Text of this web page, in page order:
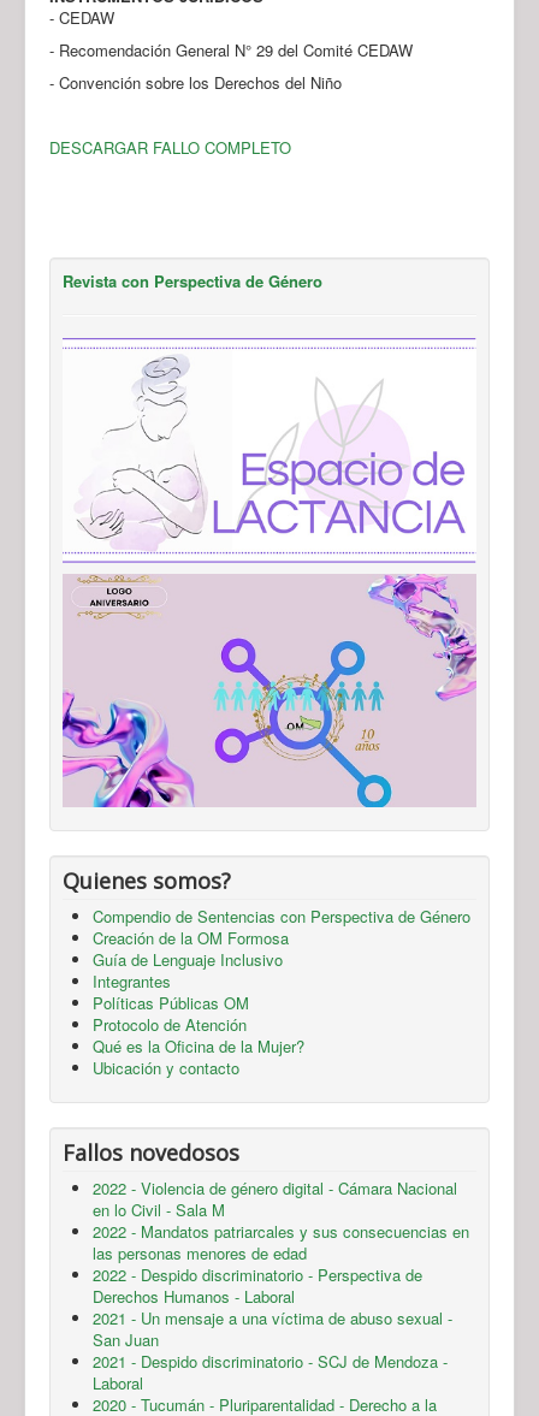
- CEDAW
- Recomendación General N° 29 del Comité CEDAW
- Convención sobre los Derechos del Niño
DESCARGAR FALLO COMPLETO
Revista con Perspectiva de Género
Quienes somos?
Compendio de Sentencias con Perspectiva de Género
Creación de la OM Formosa
Guía de Lenguaje Inclusivo
Integrantes
Políticas Públicas OM
Protocolo de Atención
Qué es la Oficina de la Mujer?
Ubicación y contacto
Fallos novedosos
2022 - Violencia de género digital - Cámara Nacional
en lo Civil - Sala M
2022 - Mandatos patriarcales y sus consecuencias en
las personas menores de edad
2022 - Despido discriminatorio - Perspectiva de
Derechos Humanos - Laboral
2021 - Un mensaje a una víctima de abuso sexual -
San Juan
2021 - Despido discriminatorio - SCJ de Mendoza -
Laboral
2020 - Tucumán - Pluriparentalidad - Derecho a la